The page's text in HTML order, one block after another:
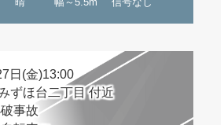
日(金)13:00
ずほ台二丁目 付近
事故